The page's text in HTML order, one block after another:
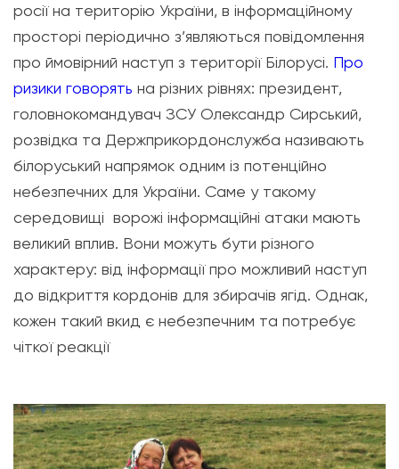
росії на територію України, в інформаційному
просторі періодично з’являються повідомлення
про ймовірний наступ з території Білорусі. Про
ризики говорять на різних рівнях: президент,
головнокомандувач ЗСУ Олександр Сирський,
розвідка та Держприкордонслужба називають
білоруський напрямок одним із потенційно
небезпечних для України. Саме у такому
середовищі ворожі інформаційні атаки мають
великий вплив. Вони можуть бути різного
характеру: від інформації про можливий наступ
до відкриття кордонів для збирачів ягід. Однак,
кожен такий вкид є небезпечним та потребує
чіткої реакції